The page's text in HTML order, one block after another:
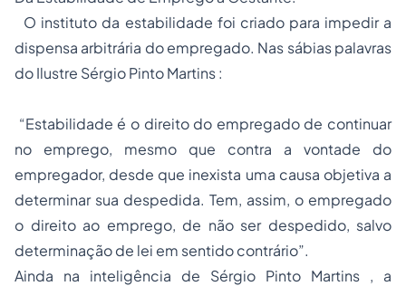
O instituto da estabilidade foi criado para impedir a
dispensa arbitrária do empregado. Nas sábias palavras
do Ilustre Sérgio Pinto Martins :
“Estabilidade é o direito do empregado de continuar
no emprego, mesmo que contra a vontade do
empregador, desde que inexista uma causa objetiva a
determinar sua despedida. Tem, assim, o empregado
o direito ao emprego, de não ser despedido, salvo
determinação de lei em sentido contrário”.
Ainda na inteligência de Sérgio Pinto Martins , a